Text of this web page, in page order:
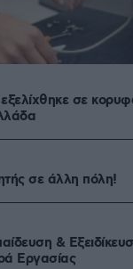
σε
σε άλλη πόλη!
&
Eργασίας